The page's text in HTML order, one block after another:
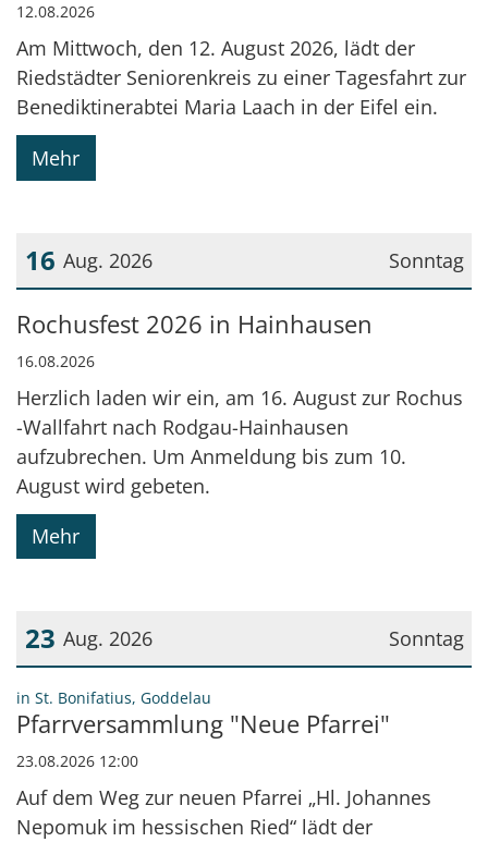
12.08.2026
Am Mittwoch, den 12. August 2026, lädt der
Riedstädter Seniorenkreis zu einer Tagesfahrt zur
Benediktinerabtei Maria Laach in der Eifel ein.
Mehr
Sonntag
16 Aug. 2026
Datum: 16. August 2026
Rochusfest 2026 in Hainhausen
16.08.2026
Herzlich laden wir ein, am 16. August zur Rochus
-Wallfahrt nach Rodgau-Hainhausen
aufzubrechen. Um Anmeldung bis zum 10.
August wird gebeten.
Mehr
Sonntag
23 Aug. 2026
Datum: 23. August 2026
in St. Bonifatius, Goddelau
Pfarrversammlung "Neue Pfarrei"
23.08.2026 12:00
Auf dem Weg zur neuen Pfarrei „Hl. Johannes
Nepomuk im hessischen Ried“ lädt der